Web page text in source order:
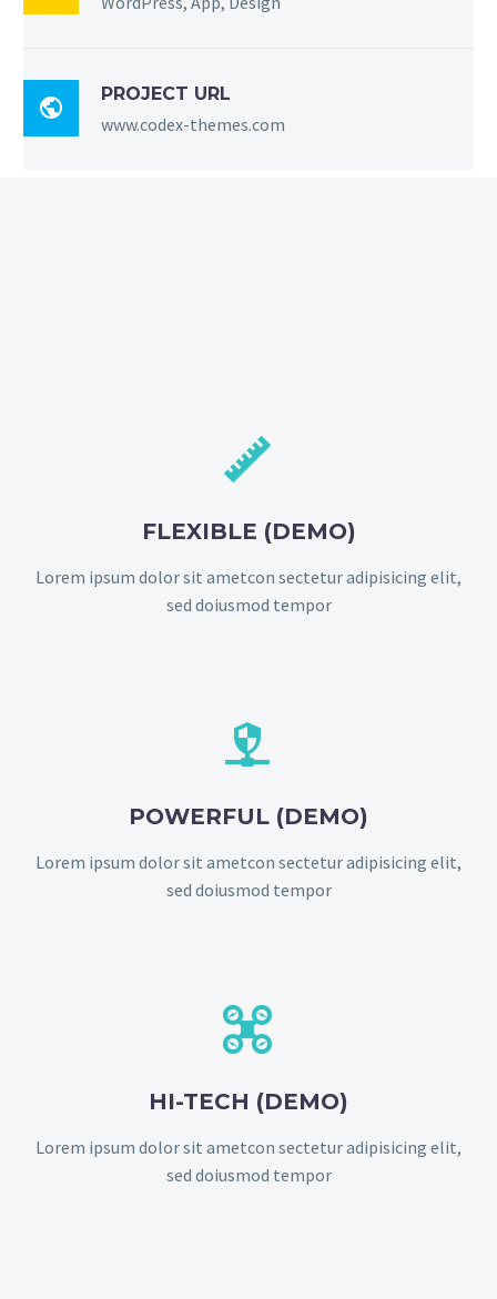

PROJECT URL
www.codex-themes.com


FLEXIBLE (DEMO)
Lorem ipsum dolor sit ametcon sectetur adipisicing elit,
sed doiusmod tempor


POWERFUL (DEMO)
Lorem ipsum dolor sit ametcon sectetur adipisicing elit,
sed doiusmod tempor


HI-TECH (DEMO)
Lorem ipsum dolor sit ametcon sectetur adipisicing elit,
sed doiusmod tempor